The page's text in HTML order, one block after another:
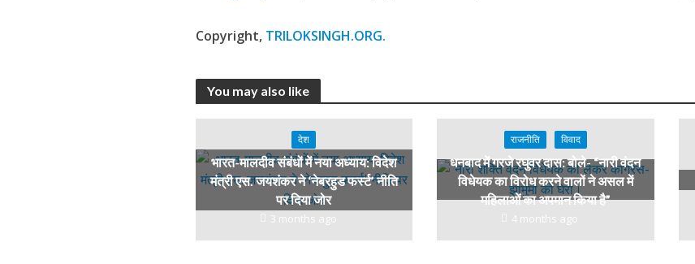
Copyright, TRILOKSINGH.ORG.
You may also like
देश
भारत-मालदीव संबंधों में नया अध्याय: विदेश
मंत्री एस. जयशंकर ने ‘नेबरहुड फर्स्ट’ नीति
पर दिया जोर
3 months ago
राजनीति विवाद
धनबाद में गरजे रघुवर दास: बोले- “नारी वंदन
विधेयक का विरोध करने वालों ने असल में
महिलाओं का अपमान किया है”
4 months ago